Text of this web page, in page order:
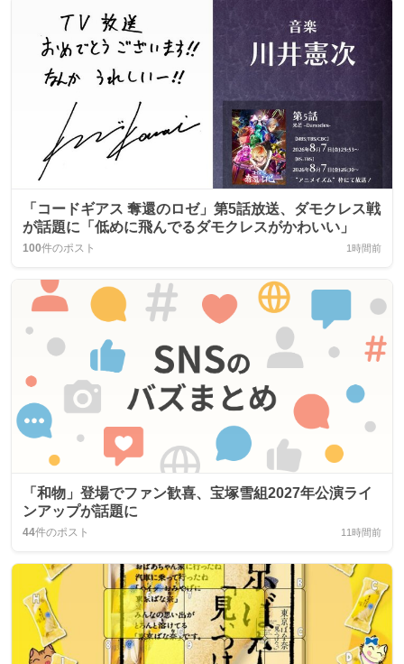
「コードギアス 奪還のロゼ」第5話放送、ダモクレス戦
が話題に「低めに飛んでるダモクレスがかわいい」
100件のポスト 1時間前
「和物」登場でファン歓喜、宝塚雪組2027年公演ライ
ンアップが話題に
44件のポスト 11時間前